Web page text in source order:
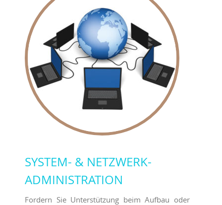
SYSTEM- & NETZWERK-
ADMINISTRATION
Fordern Sie Unterstützung beim Aufbau oder